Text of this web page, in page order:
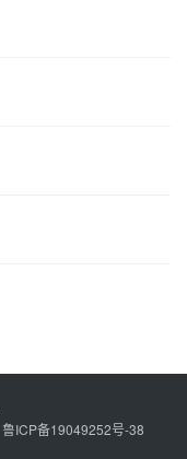
鲁ICP备19049252号-38